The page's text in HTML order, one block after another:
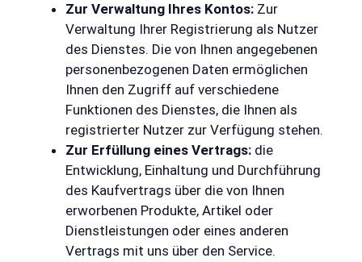
Zur Verwaltung Ihres Kontos: Zur
Verwaltung Ihrer Registrierung als Nutzer
des Dienstes. Die von Ihnen angegebenen
personenbezogenen Daten ermöglichen
Ihnen den Zugriff auf verschiedene
Funktionen des Dienstes, die Ihnen als
registrierter Nutzer zur Verfügung stehen.
Zur Erfüllung eines Vertrags: die
Entwicklung, Einhaltung und Durchführung
des Kaufvertrags über die von Ihnen
erworbenen Produkte, Artikel oder
Dienstleistungen oder eines anderen
Vertrags mit uns über den Service.